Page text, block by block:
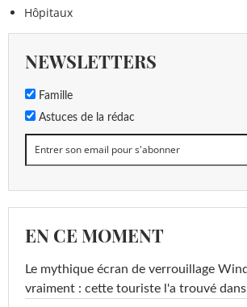
Hôpitaux
NEWSLETTERS
Famille
Astuces de la rédac
EN CE MOMENT
Le mythique écran de verrouillage
vraiment : cette touriste l'a trouvé dans